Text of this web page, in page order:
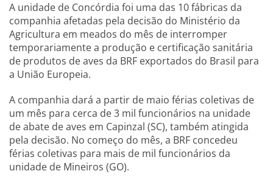
A unidade de Concórdia foi uma das 10 fábricas da
companhia afetadas pela decisão do Ministério da
Agricultura em meados do mês de interromper
temporariamente a produção e certificação sanitária
de produtos de aves da BRF exportados do Brasil para
a União Europeia.
A companhia dará a partir de maio férias coletivas de
um mês para cerca de 3 mil funcionários na unidade
de abate de aves em Capinzal (SC), também atingida
pela decisão. No começo do mês, a BRF concedeu
férias coletivas para mais de mil funcionários da
unidade de Mineiros (GO).